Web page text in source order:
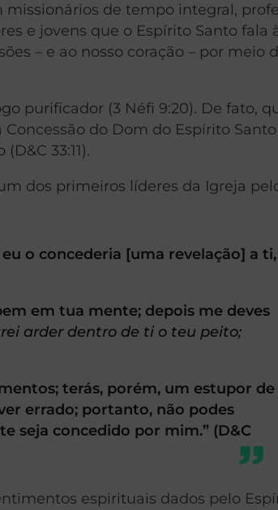
de tempo integral,
e jovens que o Espírito Santo fala
– e ao nosso coração – por meio
purificador (3 Néfi 9:20). De fato,
do Dom do Espírito Santo
33:11).
dos primeiros líderes da Igreja
o concederia [uma revelação] a ti,
em tua mente; depois me deves
arder dentro de ti o teu peito;
terás, porém, um estupor de
errado; portanto, não podes
seja concedido por mim.” (D&C
espirituais dados pelo